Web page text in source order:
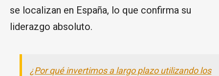
se localizan en España, lo que confirma su
liderazgo absoluto.
¿Por qué invertimos a largo plazo utilizando los